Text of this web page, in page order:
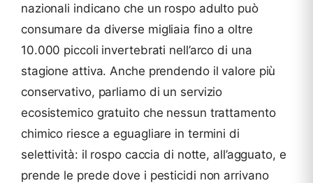
nazionali indicano che un rospo adulto può
consumare da diverse migliaia fino a oltre
10.000 piccoli invertebrati nell’arco di una
stagione attiva. Anche prendendo il valore più
conservativo, parliamo di un servizio
ecosistemico gratuito che nessun trattamento
chimico riesce a eguagliare in termini di
selettività: il rospo caccia di notte, all’agguato, e
prende le prede dove i pesticidi non arrivano